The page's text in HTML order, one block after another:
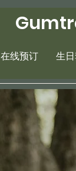
在线预订 生